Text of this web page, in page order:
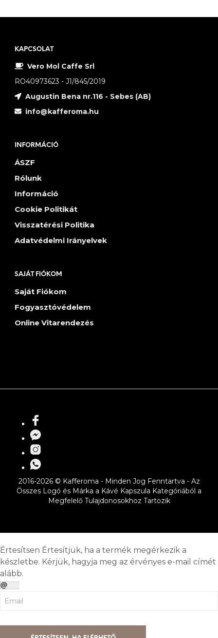
KAPCSOLAT
Vero Mol Caffe Srl
RO40973623 - J1/845/2019
Augustin Bena nr.116 - Sebes (AB)
info@kafferoma.hu
INFORMÁCIÓ
ÁSZF
Rólunk
Információ
Cookie Politikát
Visszatérési Politika
Adatvédelmi Irányelvek
SAJÁT FIÓKOM
Saját Fiókom
Fogyasztóvédelem
Online Vitarendezés
2016-2026 © Kafferoma - Minden Jog Fenntartva - Az
Összes Logó és Márka a Kávé Kapszula Kategóriából a
Megfelelő Tulajdonosokhoz Tartozik
Értesítsen Értesítjük, ha a termék megérkezik a
készletbe. Kérjük, hagyja meg az érvényes e-mail címét
alább.